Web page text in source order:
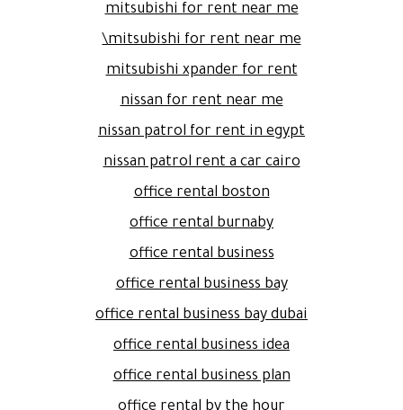
mitsubishi for rent near me
mitsubishi for rent near me\
mitsubishi xpander for rent
nissan for rent near me
nissan patrol for rent in egypt
nissan patrol rent a car cairo
office rental boston
office rental burnaby
office rental business
office rental business bay
office rental business bay dubai
office rental business idea
office rental business plan